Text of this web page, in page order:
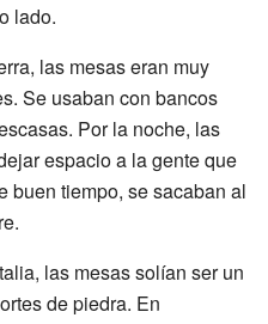
lado.
las mesas eran muy
Se usaban con bancos
Por la noche, las
espacio a la gente que
buen tiempo, se sacaban al
las mesas solían ser un
de piedra. En